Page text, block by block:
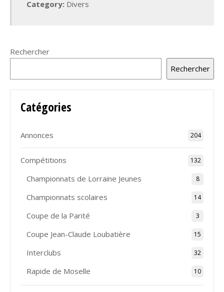
Category: Divers
Rechercher
Rechercher
Catégories
Annonces 204
Compétitions 132
Championnats de Lorraine Jeunes 8
Championnats scolaires 14
Coupe de la Parité 3
Coupe Jean-Claude Loubatière 15
Interclubs 32
Rapide de Moselle 10